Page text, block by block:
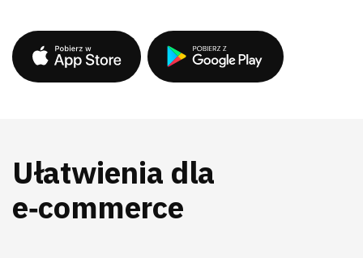
Ułatwienia dla
e‑commerce